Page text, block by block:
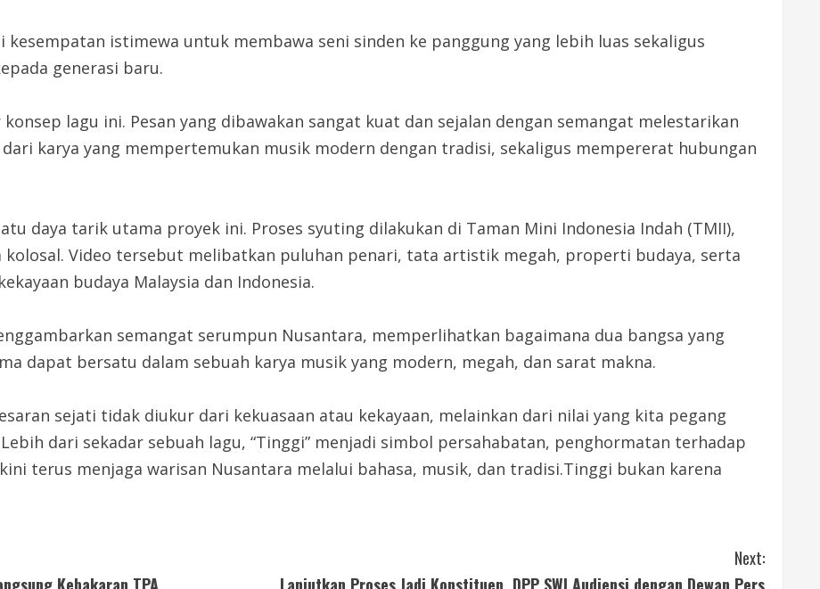
istimewa untuk membawa seni sinden ke panggung yang lebih luas sekaligus
generasi baru.
lagu ini. Pesan yang dibawakan sangat kuat dan sejalan dengan semangat melestarikan
dari karya yang mempertemukan musik modern dengan tradisi, sekaligus mempererat hubungan
daya tarik utama proyek ini. Proses syuting dilakukan di Taman Mini Indonesia Indah (TMII),
kolosal. Video tersebut melibatkan puluhan penari, tata artistik megah, properti budaya, serta
budaya Malaysia dan Indonesia.
semangat serumpun Nusantara, memperlihatkan bagaimana dua bangsa yang
dapat bersatu dalam sebuah karya musik yang modern, megah, dan sarat makna.
sejati tidak diukur dari kekuasaan atau kekayaan, melainkan dari nilai yang kita pegang
dari sekadar sebuah lagu, “Tinggi” menjadi simbol persahabatan, penghormatan terhadap
terus menjaga warisan Nusantara melalui bahasa, musik, dan tradisi.Tinggi bukan karena
Next: